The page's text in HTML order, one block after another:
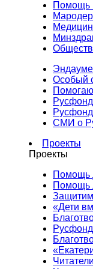
Помощь
Особый
СМИ о
Проекты
Проекты
Помощь
Помощь
«Дети